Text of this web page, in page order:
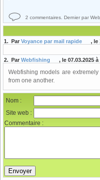
2 commentaires. Dernier par
1. Par Voyance par mail rapide , le
2. Par Webfishing , le 07.03.2025
Webfishing models are
from one another.
Nom :
Site web :
Commentaire :